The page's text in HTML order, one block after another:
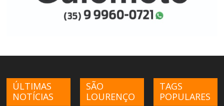
ÚLTIMAS
NOTÍCIAS
SÃO
LOURENÇO
TAGS
POPULARES